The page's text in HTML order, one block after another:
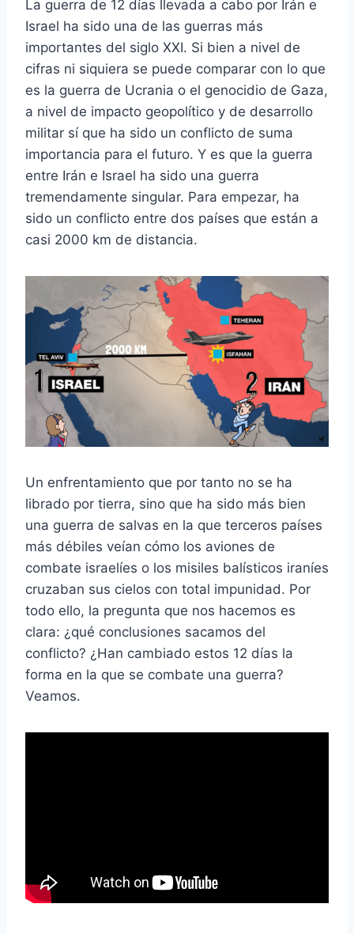
La guerra de 12 días llevada a cabo por Irán e
Israel ha sido una de las guerras más
importantes del siglo XXI. Si bien a nivel de
cifras ni siquiera se puede comparar con lo que
es la guerra de Ucrania o el genocidio de Gaza,
a nivel de impacto geopolítico y de desarrollo
militar sí que ha sido un conflicto de suma
importancia para el futuro. Y es que la guerra
entre Irán e Israel ha sido una guerra
tremendamente singular. Para empezar, ha
sido un conflicto entre dos países que están a
casi 2000 km de distancia.
Un enfrentamiento que por tanto no se ha
librado por tierra, sino que ha sido más bien
una guerra de salvas en la que terceros países
más débiles veían cómo los aviones de
combate israelíes o los misiles balísticos iraníes
cruzaban sus cielos con total impunidad. Por
todo ello, la pregunta que nos hacemos es
clara: ¿qué conclusiones sacamos del
conflicto? ¿Han cambiado estos 12 días la
forma en la que se combate una guerra?
Veamos.